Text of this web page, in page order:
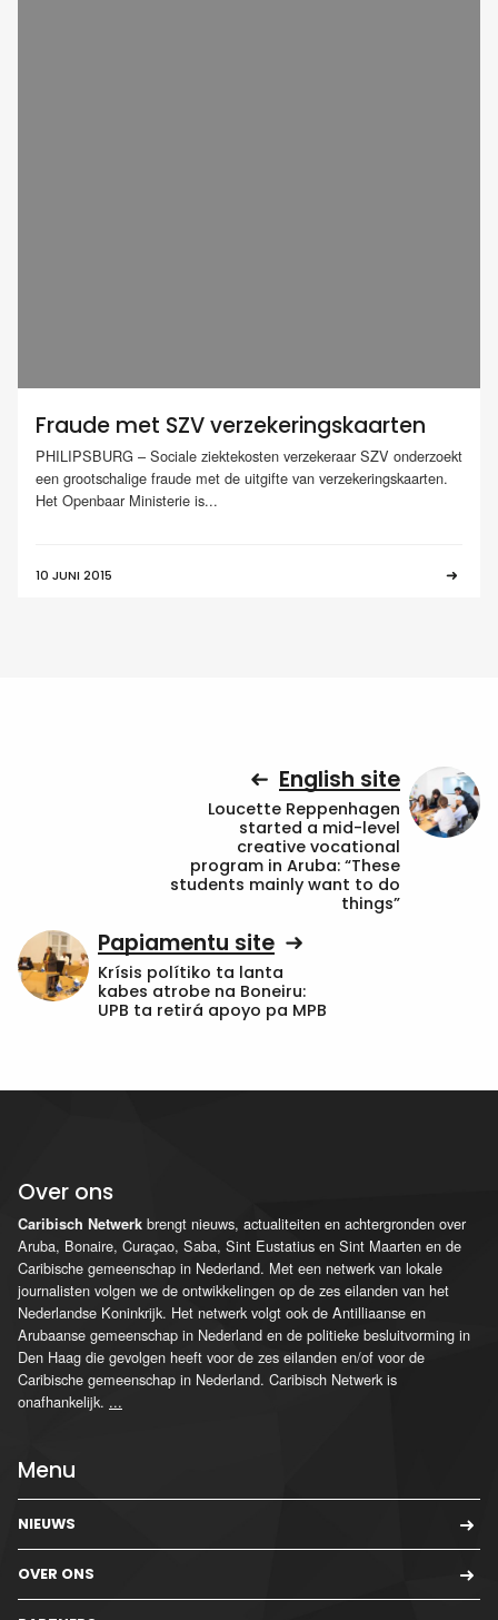
Fraude met SZV verzekeringskaarten
PHILIPSBURG – Sociale ziektekosten verzekeraar SZV onderzoekt
een grootschalige fraude met de uitgifte van verzekeringskaarten.
Het Openbaar Ministerie is...
10 JUNI 2015
English site
Loucette Reppenhagen
started a mid-level
creative vocational
program in Aruba: “These
students mainly want to do
things”
Papiamentu site
Krísis polítiko ta lanta
kabes atrobe na Boneiru:
UPB ta retirá apoyo pa MPB
Over ons
Caribisch Netwerk brengt nieuws, actualiteiten en achtergronden over
Aruba, Bonaire, Curaçao, Saba, Sint Eustatius en Sint Maarten en de
Caribische gemeenschap in Nederland. Met een netwerk van lokale
journalisten volgen we de ontwikkelingen op de zes eilanden van het
Nederlandse Koninkrijk. Het netwerk volgt ook de Antilliaanse en
Arubaanse gemeenschap in Nederland en de politieke besluitvorming in
Den Haag die gevolgen heeft voor de zes eilanden en/of voor de
Caribische gemeenschap in Nederland. Caribisch Netwerk is
onafhankelijk. ...
Menu
NIEUWS
OVER ONS